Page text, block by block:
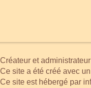
Créateur et
Ce site a été créé avec
Ce site est hébergé par